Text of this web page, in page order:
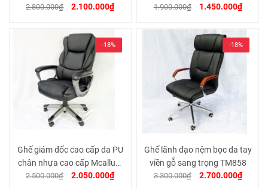
hợp sẵn massage có ngả
2.800.000₫ 2.100.000₫ 1.900.000₫ 1.450.000₫
Ghế giám đốc cao cấp da PU
chân nhựa cao cấp Mcallum
TM065
2.500.000₫ 2.050.000₫
-18%
Ghế lãnh đạo nệm bọc da tay
viền gỗ sang trọng TM858
3.300.000₫ 2.700.000₫
-18%